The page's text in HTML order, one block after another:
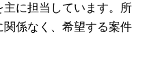
に担当しています。所
係なく、希望する案件